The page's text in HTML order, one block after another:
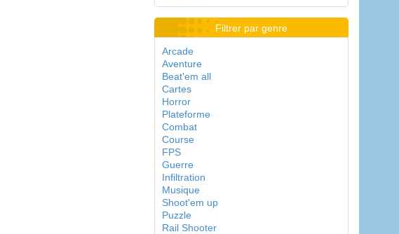
Filtrer par genre
Arcade
Aventure
Beat'em all
Cartes
Horror
Plateforme
Combat
Course
FPS
Guerre
Infiltration
Musique
Shoot'em up
Puzzle
Rail Shooter